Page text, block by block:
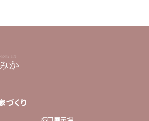
づくり